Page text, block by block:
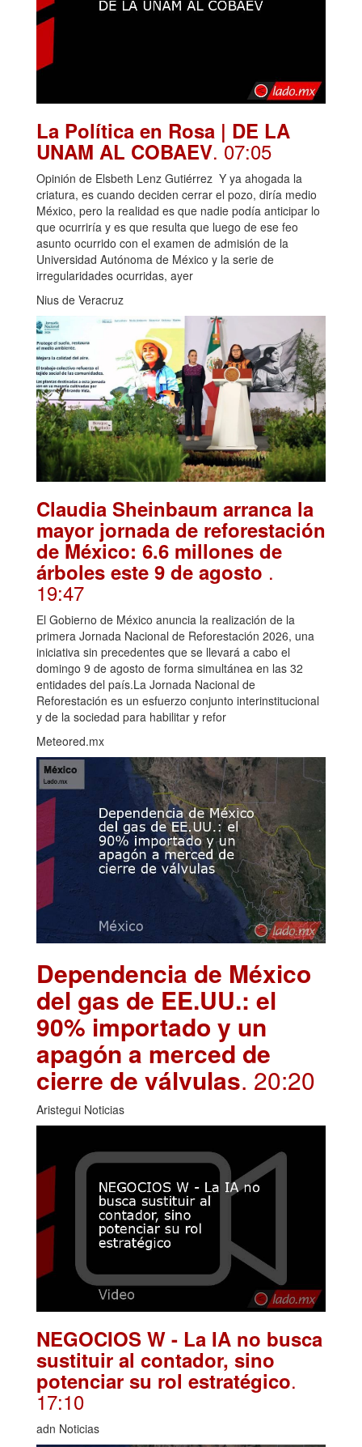
La Política en Rosa | DE LA
UNAM AL COBAEV. 07:05
Opinión de Elsbeth Lenz Gutiérrez Y ya ahogada la
criatura, es cuando deciden cerrar el pozo, diría medio
México, pero la realidad es que nadie podía anticipar lo
que ocurriría y es que resulta que luego de ese feo
asunto ocurrido con el examen de admisión de la
Universidad Autónoma de México y la serie de
irregularidades ocurridas, ayer
Nius de Veracruz
Claudia Sheinbaum arranca la
mayor jornada de reforestación
de México: 6.6 millones de
árboles este 9 de agosto .
19:47
El Gobierno de México anuncia la realización de la
primera Jornada Nacional de Reforestación 2026, una
iniciativa sin precedentes que se llevará a cabo el
domingo 9 de agosto de forma simultánea en las 32
entidades del país.La Jornada Nacional de
Reforestación es un esfuerzo conjunto interinstitucional
y de la sociedad para habilitar y refor
Meteored.mx
Dependencia de México
del gas de EE.UU.: el
90% importado y un
apagón a merced de
cierre de válvulas. 20:20
Aristegui Noticias
NEGOCIOS W - La IA no busca
sustituir al contador, sino
potenciar su rol estratégico.
17:10
adn Noticias